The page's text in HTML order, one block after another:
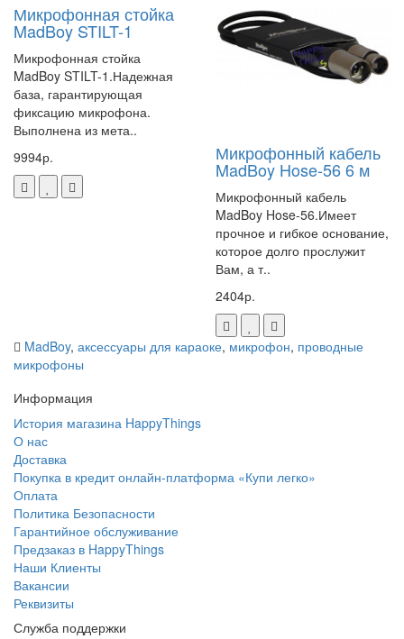
Микрофонная стойка
MadBoy STILT-1
Микрофонная стойка
MadBoy STILT-1.Надежная
база, гарантирующая
фиксацию микрофона.
Выполнена из мета..
9994р.
Микрофонный кабель
MadBoy Hose-56 6 м
Микрофонный кабель
MadBoy Hose-56.Имеет
прочное и гибкое основание,
которое долго прослужит
Вам, а т..
2404р.
MadBoy, аксессуары для караоке, микрофон, проводные
микрофоны
Информация
История магазина HappyThings
О нас
Доставка
Покупка в кредит онлайн-платформа «Купи легко»
Оплата
Политика Безопасности
Гарантийное обслуживание
Предзаказ в HappyThings
Наши Клиенты
Вакансии
Реквизиты
Служба поддержки